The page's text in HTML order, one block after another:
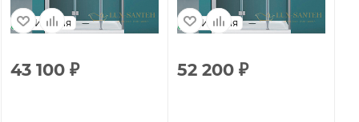
Италия
43 100 ₽
Италия
52 200 ₽